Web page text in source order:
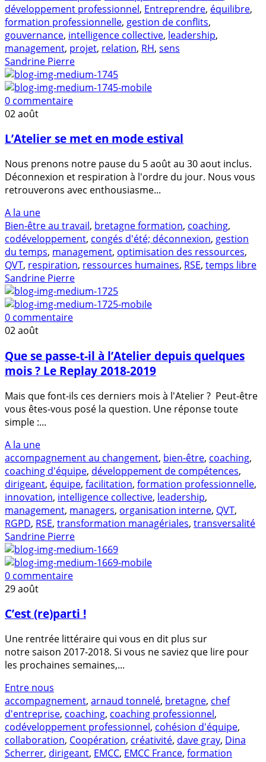
développement professionnel, Entreprendre, équilibre,
formation professionnelle, gestion de conflits,
gouvernance, intelligence collective, leadership,
management, projet, relation, RH, sens
Sandrine Pierre
0 commentaire
02août
L’Atelier se met en mode estival
Nous prenons notre pause du 5 août au 30 aout inclus.
Déconnexion et respiration à l'ordre du jour. Nous vous
retrouverons avec enthousiasme...
A la une
Bien-être au travail, bretagne formation, coaching,
codéveloppement, congés d'été; déconnexion, gestion
du temps, management, optimisation des ressources,
QVT, respiration, ressources humaines, RSE, temps libre
Sandrine Pierre
0 commentaire
02août
Que se passe-t-il à l’Atelier depuis quelques
mois ? Le Replay 2018-2019
Mais que font-ils ces derniers mois à l'Atelier ? Peut-être
vous êtes-vous posé la question. Une réponse toute
simple :...
A la une
accompagnement au changement, bien-être, coaching,
coaching d'équipe, développement de compétences,
dirigeant, équipe, facilitation, formation professionnelle,
innovation, intelligence collective, leadership,
management, managers, organisation interne, QVT,
RGPD, RSE, transformation managériales, transversalité
Sandrine Pierre
0 commentaire
29août
C’est (re)parti !
Une rentrée littéraire qui vous en dit plus sur
notre saison 2017-2018. Si vous ne saviez que lire pour
les prochaines semaines,...
Entre nous
accompagnement, arnaud tonnelé, bretagne, chef
d'entreprise, coaching, coaching professionnel,
codéveloppement professionnel, cohésion d'équipe,
collaboration, Coopération, créativité, dave gray, Dina
Scherrer, dirigeant, EMCC, EMCC France, formation